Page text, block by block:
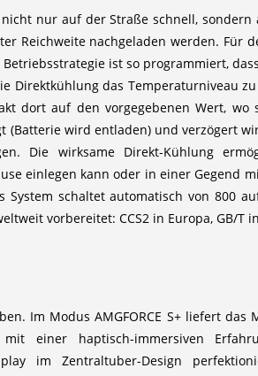
nicht nur auf der Straße schnell,
Reichweite nachgeladen werden. Für
ist so programmiert,
Direktkühlung das Temperaturniveau
dort auf den vorgegebenen Wert, wo
(Batterie wird entladen) und verzögert
Die wirksame Direkt-Kühlung
einlegen kann oder in einer Gegend
schaltet automatisch von 800
vorbereitet: CCS2 in Europa, GB/T
Im Modus AMGFORCE S+ liefert das
einer haptisch-immersiven
im Zentraltuber-Design